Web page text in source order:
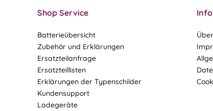
Shop Service
Batterieübersicht
Zubehör und Erklärungen
Ersatzteilanfrage
Ersatzteillisten
Erklärungen der Typenschilder
Kundensupport
Ladegeräte